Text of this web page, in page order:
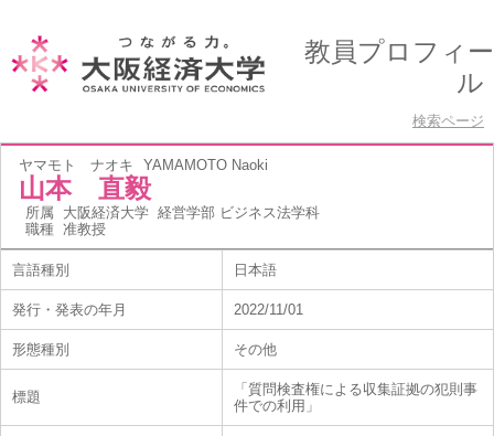
教員プロフィー
ル
検索ページ
ヤマモト ナオキ YAMAMOTO Naoki
山本 直毅
所属 大阪経済大学 経営学部 ビジネス法学科
職種 准教授
言語種別 日本語
発行・発表の年月 2022/11/01
形態種別 その他
標題
「質問検査権による収集証拠の犯則事
件での利用」